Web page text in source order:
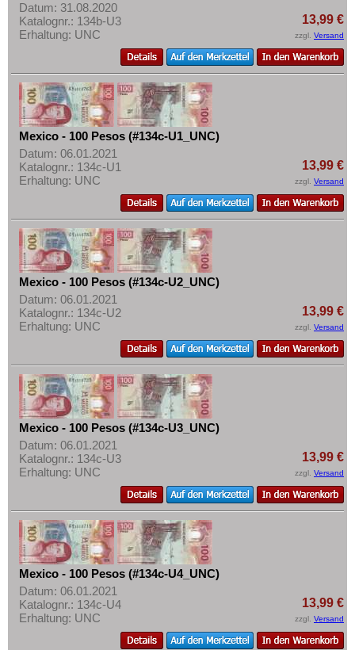
Datum: 31.08.2020
Katalognr.: 134b-U3
Erhaltung: UNC
13,99 €
zzgl. Versand
Mexico - 100 Pesos (#134c-U1_UNC)
Datum: 06.01.2021
Katalognr.: 134c-U1
Erhaltung: UNC
13,99 €
zzgl. Versand
Mexico - 100 Pesos (#134c-U2_UNC)
Datum: 06.01.2021
Katalognr.: 134c-U2
Erhaltung: UNC
13,99 €
zzgl. Versand
Mexico - 100 Pesos (#134c-U3_UNC)
Datum: 06.01.2021
Katalognr.: 134c-U3
Erhaltung: UNC
13,99 €
zzgl. Versand
Mexico - 100 Pesos (#134c-U4_UNC)
Datum: 06.01.2021
Katalognr.: 134c-U4
Erhaltung: UNC
13,99 €
zzgl. Versand